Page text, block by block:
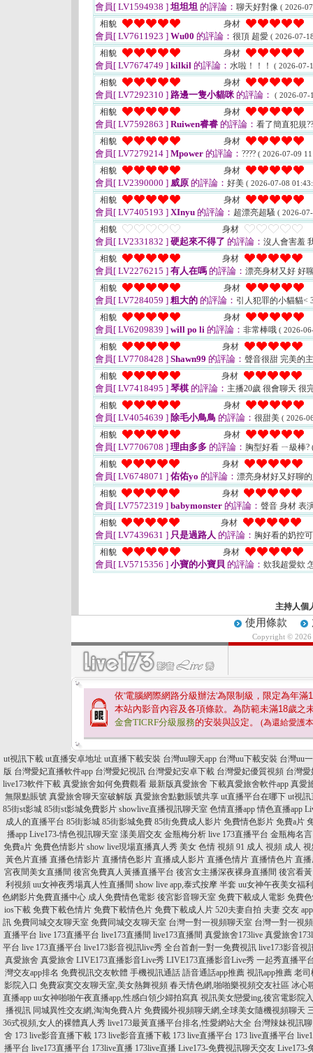
會員[ LV1594938 ]坦坦坦 的評論： 聊天好對像 ( 2026-
相貌 身材
會員[ LV7611923 ] Wu00 的評論： 很頂 超愛 ( 2026-07-
相貌 身材
會員[ LV7674749 ] kilkil 的評論： 水啦！！！ ( 2026-07-
相貌 身材
會員[ LV7292310 ] 路邊一隻小貓咪的評論： ( 2026-07-
相貌 身材
會員[ LV7592863 ] Ruiwen睿睿 的評論： 看了簡直犯規
相貌
身材
會員[ LV7279214 ] Mpower 的評論： ???? ( 2026-07-09
相貌 身材
會員[ LV2390000 ] 威原 的評論： 好美 ( 2026-07-08
相貌 身材
會員[ LV7405193 ] XInyu 的評論： 超漂亮超騷 ( 2026-
相貌 身材
會員[ LV2331832 ] 硬起來不得了 的評論： 沒人會害羞
相貌
身材
會員[ LV2276215 ] 有人在嗎 的評論： 漂亮身材又好 好
相貌
身材
會員[ LV7284059 ] 粗大的 的評論： 引人犯罪的小貓貓<
相貌
身材
會員[ LV6209839 ] will po li 的評論： 非常棒哦 ( 2026-
相貌 身材
會員[ LV7708428 ] Shawn99 的評論： 聲音很甜 完美的
相貌
身材
會員[ LV7418495 ] 琴棋的評論： 主播20歲 很會聊天 很
相貌
身材
會員[ LV4054639 ] 除毛小鳥鳥 的評論： 很甜美 ( 2026-
相貌 身材
會員[ LV7706708 ] 理由多多 的評論： 胸型好看 ㄧ級棒?
相貌 身材
會員[ LV6748071 ] 佑佑yo 的評論： 漂亮身材好又好聊
相貌
身材
會員[ LV7572319 ] babymonster 的評論： 聲音 身材 表
相貌
身材
會員[ LV7439631 ] 只是過路人 的評論： 胸好看的奶控
相貌
身材
會員[ LV5715356 ] 小寶的小寶貝 的評論： 欸我超愛欸
主持人個
使用條款
Copyright ©
依'電腦網際網路分級辦法'為限制級，限定為年滿
本站內影音內容及各項條款。為防範未滿18歲之
金會TICRF分級服務的安裝與設定。 (為還給愛護
ut視訊下載 ut直播安卓地址 ut直播下載安裝 台灣uu聊天app 台灣uu下載安裝 台灣uu
版 台灣愛妃直播軟件app 台灣愛妃視訊 台灣愛妃安卓下載 台灣愛妃優質視頻 台灣
live173軟件下載 真愛旅舍如何免費觀看 最新版真愛旅舍 下載真愛旅舍軟件app 真愛
無限點賬號 真愛旅舍聊天室破解版 真愛旅舍點數賬號共享 ut直播平台在哪下 ut視訊
85街st影城 85街st影城免費影片 showlive直播視訊聊天室 色情直播app 情色直播app
成人的直播平台 85街影城 85街影城免費 85街免費成人影片 免費情色影片 免費a片
播app Live173-情色視訊聊天室 漾美眉交友 金瓶梅分析 live 173直播平台 金瓶梅名言
免費a片 免費色情影片 show live現場直播真人秀 美女 色情 視頻 91 成人 視頻 成人
黃色片直播 直播色情影片 直播情色影片 直播成人影片 直播色情片 直播情色片 直
宮夜間美女直播間 後宮免費真人黃播直播平台 後宮女主播深夜裸身直播間 後宮看
利視頻 uu女神夜秀場真人性直播間 show live app,泰式按摩 半套 uu女神午夜美女福
色網影片免費直播中心 成人免費情色電影 後宮影音聊天室 免費下載成人電影 免費
ios下載 免費下載色情片 免費下載情色片 免費下載成人片 520夫妻自拍 夫妻 交友 app
訊 免費同城交友聊天室 免費同城交友聊天室 台灣一對一視頻聊天室 台灣一對一視
直播平台 live 173直播平台 live173直播間 live173直播間 真愛旅舍173live 真愛旅舍
平台 live 173直播平台 live173影音視訊live秀 全台首創一對一免費視訊 live173影音視
真愛旅舍 真愛旅舍 LIVE173直播影音Live秀 LIVE173直播影音Live秀 一起秀直播平
灣交友app排名 免費視訊交友軟體 手機視訊通話 語音通話app推薦 視訊app推薦 老司
影院入口 免費寂寞交友聊天室,美女熱舞視頻 春天情色網,啪啪樂視頻交友社區 冰心
直播app uu女神啪啪午夜直播app,性感白領少婦拍寫真 視訊美女戀愛ing,後宮電影院
播視訊 同城異性交友網,淘淘免費A片 免費國外視頻聊天網,全球美女隨機視頻聊天
36式視頻,女人的裸體真人秀 live173最黃直播平台排名,性愛網站大全 台灣辣妹視訊
舍 173 live影音直播下載 173 live影音直播下載 173 live直播平台 173 live直播平台
播平台 live173直播平台 173live直播 173live直播 Live173-免費視訊聊天交友 Live173-